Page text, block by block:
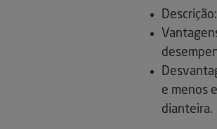
e menos
dianteira.